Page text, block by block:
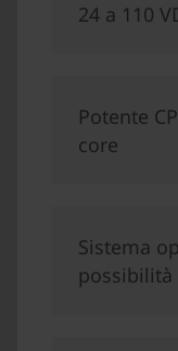
24 a 110
Potente
core
Sistema
possibilità